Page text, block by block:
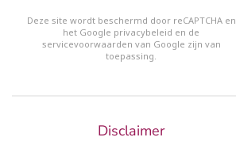
reCHAPTCHA*
Deze site wordt beschermd door reCAPTCHA en
het Google privacybeleid en de
servicevoorwaarden van Google zijn van
toepassing.
Disclaimer